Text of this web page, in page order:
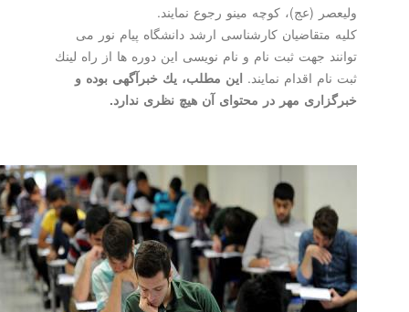
ولیعصر (عج)، كوچه مینو رجوع نمایند.
كلیه متقاضیان كارشناسی ارشد دانشگاه پیام نور می
توانند جهت ثبت نام و نام نویسی این دوره ها از راه لینك
ثبت نام اقدام نمایند.این مطلب، یك خبرآگهی بوده و
خبرگزاری مهر در محتوای آن هیچ نظری ندارد.